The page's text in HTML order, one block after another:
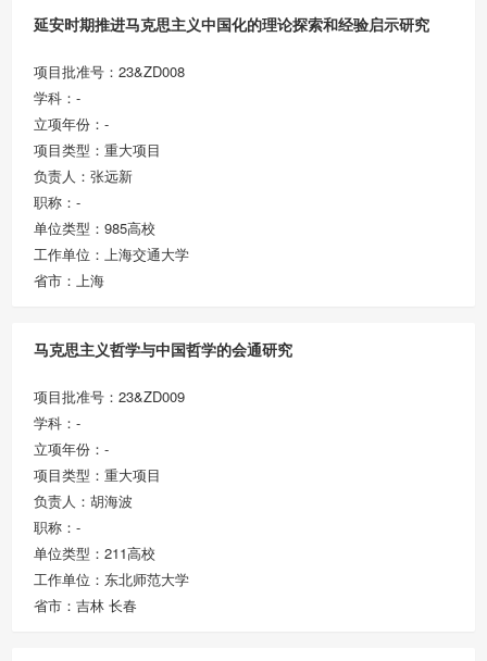
延安时期推进马克思主义中国化的理论探索和经验启示研究
项目批准号：23&ZD008
学科：-
立项年份：-
项目类型：重大项目
负责人：张远新
职称：-
单位类型：985高校
工作单位：上海交通大学
省市：上海
马克思主义哲学与中国哲学的会通研究
项目批准号：23&ZD009
学科：-
立项年份：-
项目类型：重大项目
负责人：胡海波
职称：-
单位类型：211高校
工作单位：东北师范大学
省市：吉林 长春